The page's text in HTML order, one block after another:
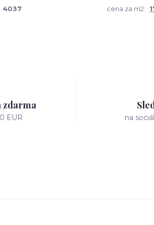
4037 cena za m2:
zdarma
EUR na